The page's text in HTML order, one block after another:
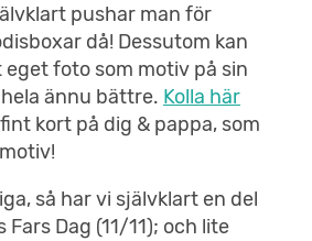
pushar man för
då! Dessutom kan
foto som motiv på sin
ännu bättre. Kolla här
kort på dig & pappa, som
så har vi självklart en del
Dag (11/11); och lite